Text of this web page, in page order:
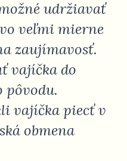
udržiavať
veľmi mierne
zaujímavosť.
vajíčka do
pôvodu.
vajíčka piecť v
obmena